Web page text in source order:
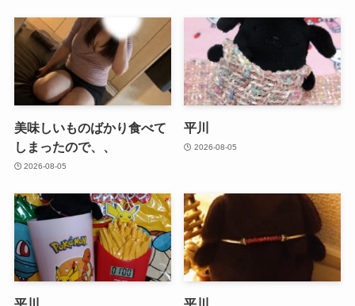
美味しいものばかり食べて
しまったので、、
2026-08-05
平川
2026-08-05